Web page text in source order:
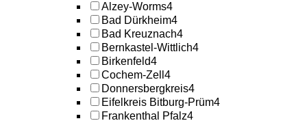
Alzey-Worms4
Bad Dürkheim4
Bad Kreuznach4
Bernkastel-Wittlich4
Birkenfeld4
Cochem-Zell 4
Donnersbergkreis4
Eifelkreis Bitburg-Prüm4
Frankenthal Pfalz4